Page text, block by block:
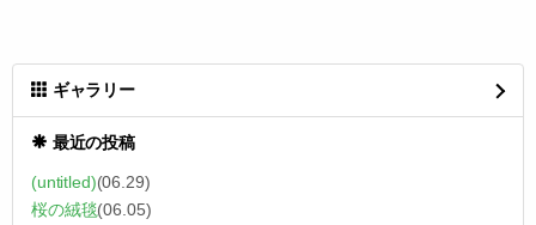
ギャラリー
最近の投稿
(untitled)(06.29)
桜の絨毯(06.05)